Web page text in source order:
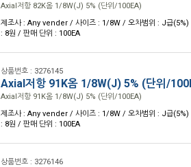
Axial저항 82K옴 1/8W(J) 5% (단위/100EA)
제조사 : Any vender / 사이즈 : 1/8W / 오차범위 : J급(5%)
: 8원 / 판매 단위 : 100EA
상품번호 : 3276145
Axial저항 91K옴 1/8W(J) 5% (단위/
Axial저항 91K옴 1/8W(J) 5% (단위/100EA)
제조사 : Any vender / 사이즈 : 1/8W / 오차범위 : J급(5%)
: 8원 / 판매 단위 : 100EA
상품번호 : 3276146